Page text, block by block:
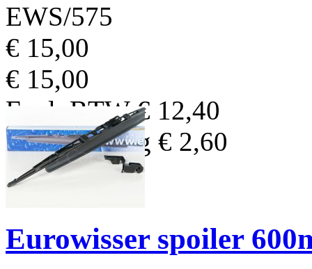
EWS/575
€ 15,00
€ 15,00
Excl. BTW€ 12,40
BTW Bedrag € 2,60
Eurowisser spoiler